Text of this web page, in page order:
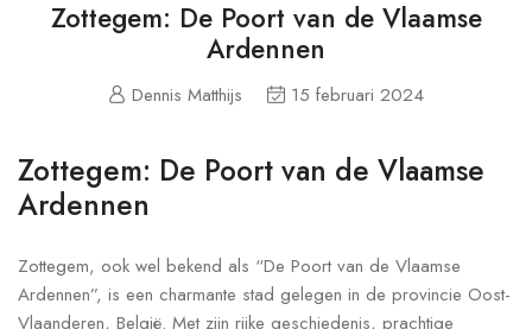
Zottegem: De Poort van de Vlaamse
Ardennen
Dennis Matthijs 15 februari 2024
Zottegem: De Poort van de Vlaamse
Ardennen
Zottegem, ook wel bekend als “De Poort van de Vlaamse
Ardennen”, is een charmante stad gelegen in de provincie Oost-
Vlaanderen, België. Met zijn rijke geschiedenis, prachtige